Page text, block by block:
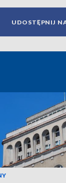
UDOSTĘPNIJ